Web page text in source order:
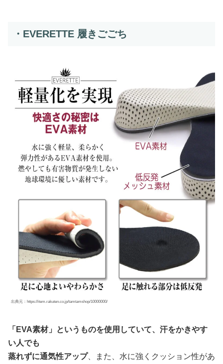
・EVERETTE 履きごごち
出典元：https://item.rakuten.co.jp/tamtamshop/10000000/
「EVA素材」というものを使用していて、汗をかきやす
い人でも
蒸れずに通気性アップ、また、水に強くクッション性があ